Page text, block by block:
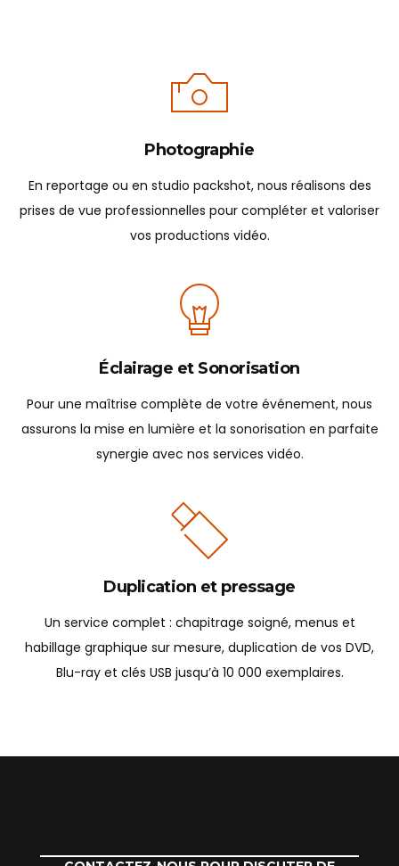
Photographie
En reportage ou en studio packshot, nous réalisons des
prises de vue professionnelles pour compléter et valoriser
vos productions vidéo.
Éclairage et Sonorisation
Pour une maîtrise complète de votre événement, nous
assurons la mise en lumière et la sonorisation en parfaite
synergie avec nos services vidéo.
Duplication et pressage
Un service complet : chapitrage soigné, menus et
habillage graphique sur mesure, duplication de vos DVD,
Blu-ray et clés USB jusqu’à 10 000 exemplaires.